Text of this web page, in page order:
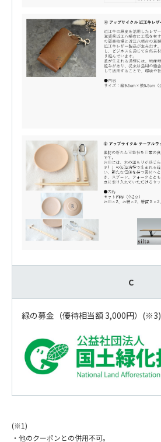
C
緑の募金（優待相当額 3,000円）(※3)
(※1)
・他のクーポンとの併用不可。